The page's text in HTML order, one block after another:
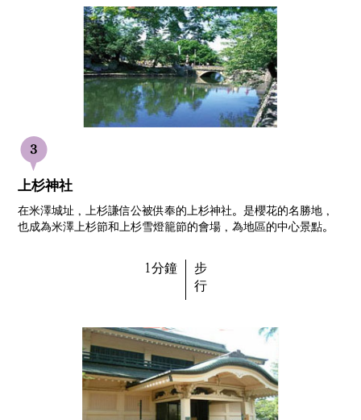
上杉神社
在米澤城址，上杉謙信公被供奉的上杉神社。是櫻花的名勝地，
也成為米澤上杉節和上杉雪燈籠節的會場，為地區的中心景點。
1分鐘
步
行